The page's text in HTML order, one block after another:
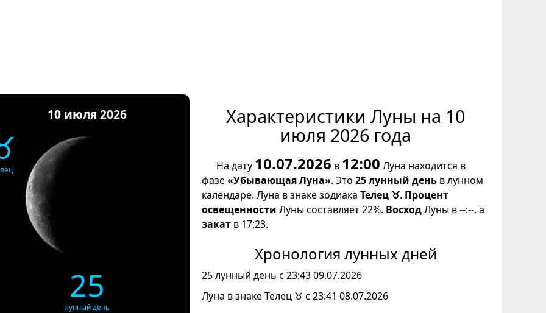
10 июля 2026
25
лунный день
Характеристики Луны на 10
июля 2026 года
На дату 10.07.2026 в 12:00 Луна находится в
фазе«Убывающая Луна». Это 25 лунный день в лунном
календаре. Луна в знаке зодиака Телец ♉. Процент
освещенности Луны составляет 22%. ВосходЛуны в --:--, а
закат в 17:23.
Хронология лунных дней
25 лунный день с 23:43 09.07.2026
Луна в знаке Телец ♉ с 23:41 08.07.2026